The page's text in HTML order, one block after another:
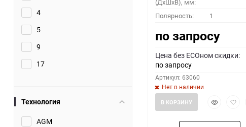
4
5
9
17
Технология
AGM
(ДхШхВ), мм:
Полярность: 1
по запросу
Цена без ECOном скидки:
по запросу
Артикул: 63060
Нет в наличии
Быстрый
В КОРЗИНУ